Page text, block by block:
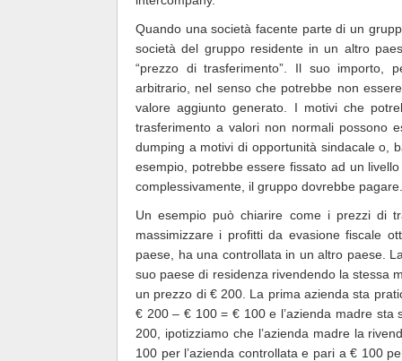
Quando una società facente parte di un
società del gruppo residente in un altro
“prezzo di trasferimento”. Il suo importo,
arbitrario, nel senso che potrebbe non
valore aggiunto generato. I motivi che
trasferimento a valori non normali possono
dumping a motivi di opportunità sindacale o,
esempio, potrebbe essere fissato ad un
complessivamente, il gruppo dovrebbe pagare.
Un esempio può chiarire come i prezzi di
massimizzare i profitti da evasione fiscale
paese, ha una controllata in un altro paese.
suo paese di residenza rivendendo la stessa
un prezzo di € 200. La prima azienda sta
€ 200 – € 100 = € 100 e l’azienda madre
200, ipotizziamo che l’azienda madre la
100 per l’azienda controllata e pari a € 100